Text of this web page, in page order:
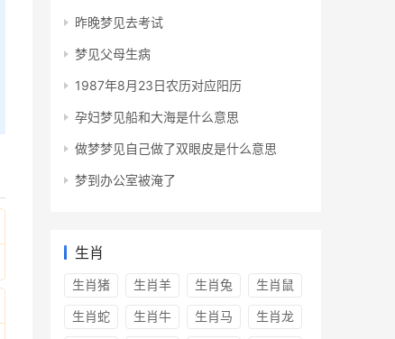
昨晚梦见去考试
梦见父母生病
1987年8月23日农历对应阳历
孕妇梦见船和大海是什么意思
做梦梦见自己做了双眼皮是什么意思
梦到办公室被淹了
生肖
生肖猪 生肖羊 生肖兔 生肖鼠
生肖蛇 生肖牛 生肖马 生肖龙